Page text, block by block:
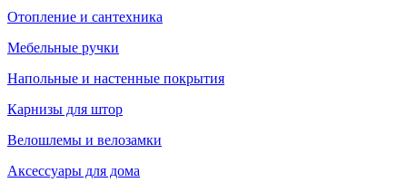
Отопление и сантехника
Мебельные ручки
Напольные и настенные покрытия
Карнизы для штор
Велошлемы и велозамки
Аксессуары для дома